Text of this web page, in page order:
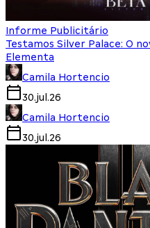
Informe Publicitário
Testamos Silver Palace: O
Elementa
Camila Hortencio
30.jul.26
Camila Hortencio
30.jul.26